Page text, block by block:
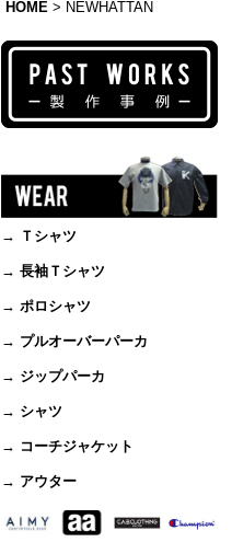
HOME > NEWHATTAN
→ Ｔシャツ
→ 長袖Ｔシャツ
→ ポロシャツ
→ プルオーバーパーカ
→ ジップパーカ
→ シャツ
→ コーチジャケット
→ アウター